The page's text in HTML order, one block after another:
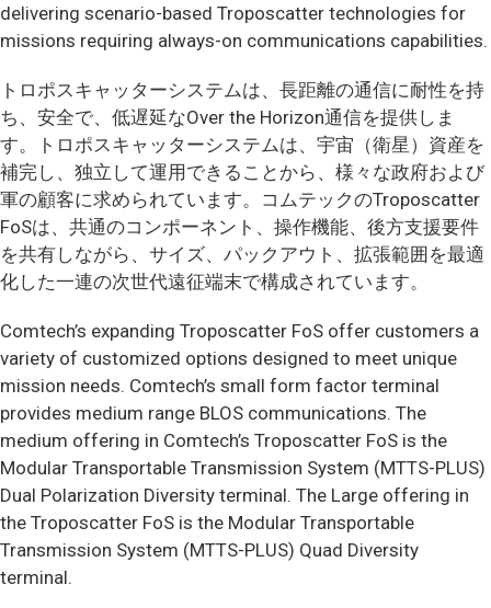
delivering scenario-based Troposcatter technologies for
missions requiring always-on communications capabilities.
トロポスキャッターシステムは、長距離の通信に耐性を持
ち、安全で、低遅延なOver the Horizon通信を提供しま
す。トロポスキャッターシステムは、宇宙（衛星）資産を
補完し、独立して運用できることから、様々な政府および
軍の顧客に求められています。コムテックのTroposcatter
FoSは、共通のコンポーネント、操作機能、後方支援要件
を共有しながら、サイズ、パックアウト、拡張範囲を最適
化した一連の次世代遠征端末で構成されています。
Comtech’s expanding Troposcatter FoS offer customers a
variety of customized options designed to meet unique
mission needs. Comtech’s small form factor terminal
provides medium range BLOS communications. The
medium offering in Comtech’s Troposcatter FoS is the
Modular Transportable Transmission System (MTTS-PLUS)
Dual Polarization Diversity terminal. The Large offering in
the Troposcatter FoS is the Modular Transportable
Transmission System (MTTS-PLUS) Quad Diversity
terminal.